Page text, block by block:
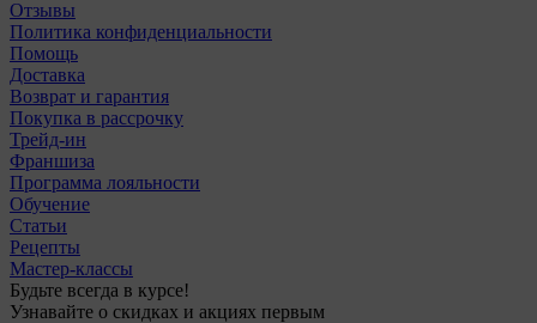
Отзывы
Политика конфиденциальности
Помощь
Доставка
Возврат и гарантия
Покупка в рассрочку
Трейд-ин
Франшиза
Программа лояльности
Обучение
Статьи
Рецепты
Мастер-классы
Будьте всегда в курсе!
Узнавайте о скидках и акциях первым